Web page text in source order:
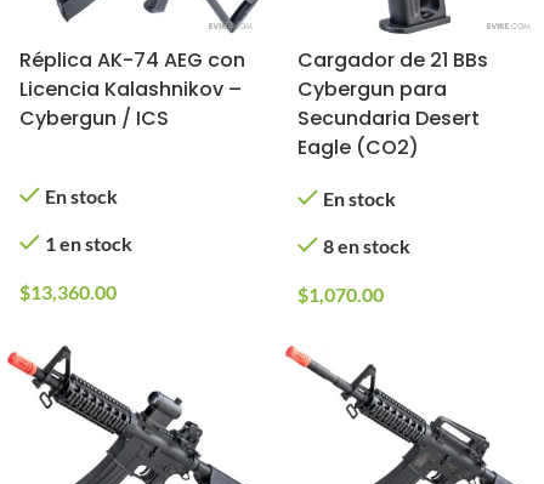
Réplica AK-74 AEG con
Licencia Kalashnikov –
Cybergun / ICS
En stock
1 en stock
$13,360.00
Cargador de 21 BBs
Cybergun para
Secundaria Desert
Eagle (CO2)
En stock
8 en stock
$1,070.00